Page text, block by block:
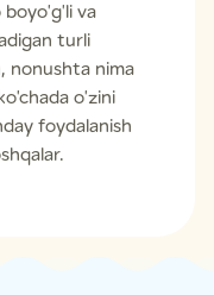
boyo'g'li va
turli
nonushta nima
o'zini
foydalanish